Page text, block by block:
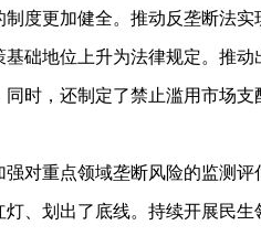
度更加健全。推动反垄断法
础地位上升为法律规定。推
时，还制定了禁止滥用市场
对重点领域垄断风险的监测
、划出了底线。持续开展民